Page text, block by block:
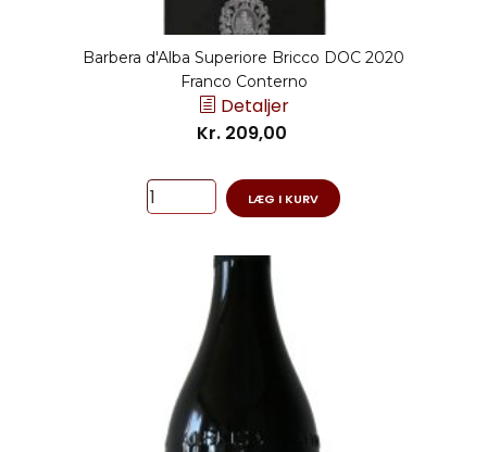
Barbera d'Alba Superiore Bricco DOC 2020
Franco Conterno
Detaljer
Kr. 209,00
LÆG I KURV